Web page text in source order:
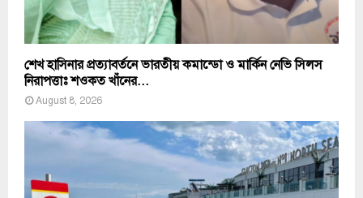
শেখ হাসিনার প্রত্যাবর্তনে ভারতীয় কমান্ডো ও মার্কিন নেভি সিলস
নিরাপত্তাঃ শওকত খাঁনের...
August 8, 2026